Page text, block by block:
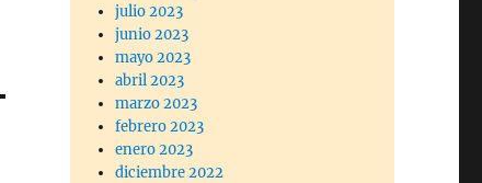
julio 2023
junio 2023
mayo 2023
abril 2023
marzo 2023
febrero 2023
enero 2023
diciembre 2022